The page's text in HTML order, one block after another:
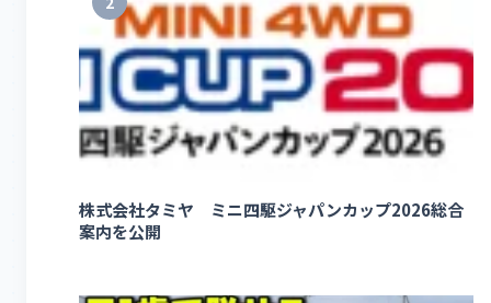
株式会社タミヤ ミニ四駆ジャパンカップ2026総合
案内を公開